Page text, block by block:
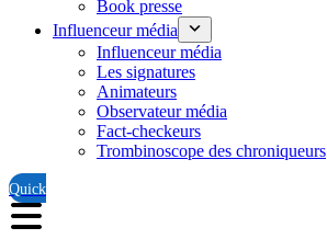
Book presse
Influenceur média
Influenceur média
Les signatures
Animateurs
Observateur média
Fact-checkeurs
Trombinoscope des chroniqueurs
Quick